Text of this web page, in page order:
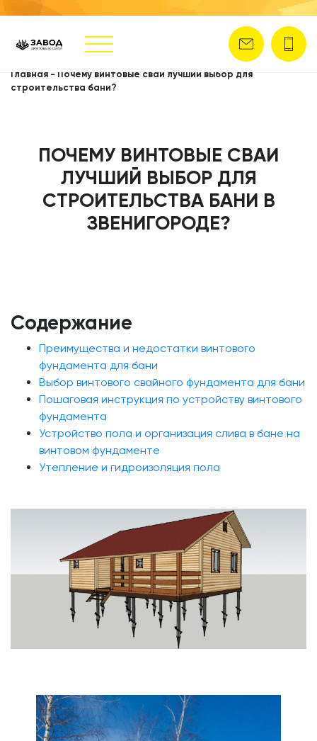
Главная - Почему винтовые сваи лучший выбор для
строительства бани?
ПОЧЕМУ ВИНТОВЫЕ СВАИ
ЛУЧШИЙ ВЫБОР ДЛЯ
СТРОИТЕЛЬСТВА БАНИ В
ЗВЕНИГОРОДЕ?
Содержание
Преимущества и недостатки винтового
фундамента для бани
Выбор винтового свайного фундамента для бани
Пошаговая инструкция по устройству винтового
фундамента
Устройство пола и организация слива в бане на
винтовом фундаменте
Утепление и гидроизоляция пола